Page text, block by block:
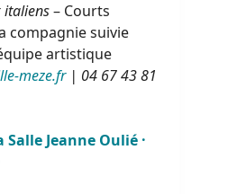
italiens– Courts
compagnie suivie
artistique
meze.fr| 04 67 43 81
Jeanne Oulié ·